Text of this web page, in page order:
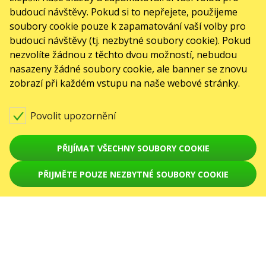
VYPRODÁNO
budoucí návštěvy. Pokud si to nepřejete, použijeme
soubory cookie pouze k zapamatování vaší volby pro
budoucí návštěvy (tj. nezbytné soubory cookie). Pokud
nezvolíte žádnou z těchto dvou možností, nebudou
nasazeny žádné soubory cookie, ale banner se znovu
zobrazí při každém vstupu na naše webové stránky.
Povolit upozornění
PŘIJÍMAT VŠECHNY SOUBORY COOKIE
PŘIJMĚTE POUZE NEZBYTNÉ SOUBORY COOKIE
Mapa stránek
O NÁS
front.news.title
Pro organizátory
Logo pro plakáty a média
Veřejná nabídka
© Karabas.cz 2026